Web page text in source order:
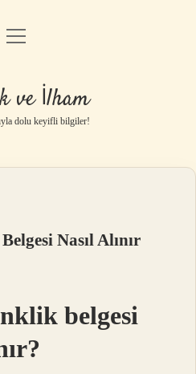
Politikası
Uyarı
menüyü
ve İlham
dolu keyifli bilgiler!
Nasıl Alınır
belgesi